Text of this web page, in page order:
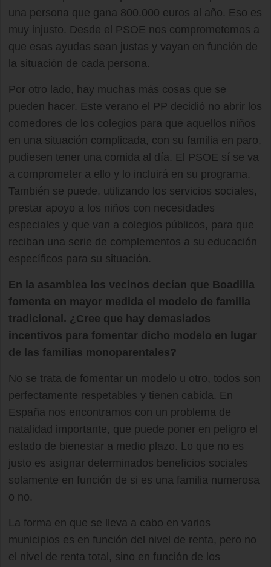
una persona que gana 800.000 euros al año. Eso es
muy injusto. Desde el PSOE nos comprometemos a
que esas ayudas sean justas y vayan en función de
la situación de cada persona.
Por otro lado, hay muchas más cosas que se
pueden hacer. Este verano el PP decidió no abrir los
comedores de los colegios para que aquellos niños
en una situación complicada, con su familia en paro,
pudiesen tener una comida al día. El PSOE sí se va
a comprometer a ello y lo incluirá en su programa.
También se puede, utilizando los servicios sociales,
prestar apoyo a los niños con necesidades
especiales y que van a colegios públicos, para que
reciban una serie de complementos a su educación
específicos para su situación.
En la asamblea los vecinos decían que Boadilla
fomenta en mayor medida el modelo de familia
tradicional. ¿Cree que hay demasiados
incentivos para fomentar dicho modelo en lugar
de las familias monoparentales?
No se trata de fomentar un modelo u otro, todos son
perfectamente respetables y tienen cabida. En
España nos encontramos con un problema de
natalidad importante, que puede poner en peligro el
estado de bienestar a medio plazo. Lo que no es
justo es asignar determinados beneficios sociales
solamente en función de si es una familia numerosa
o no.
La forma en que se lleva a cabo en varios
municipios es en función del nivel de renta, pero no
el nivel de renta total, sino en función de los